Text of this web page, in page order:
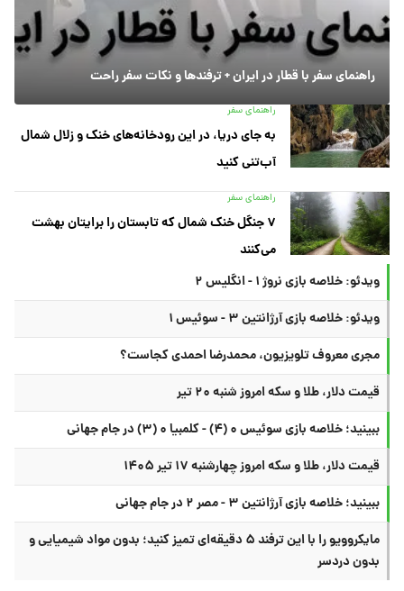
راهنمای سفر با قطار در ایران + ترفندها و نکات سفر راحت
راهنمای سفر
به جای دریا، در این رودخانه‌های خنک و زلال شمال
آب‌تنی کنید
راهنمای سفر
۷ جنگل خنک شمال که تابستان را برایتان بهشت
می‌کنند
ویدئو: خلاصه بازی نروژ ۱ - انگلیس ۲
ویدئو: خلاصه بازی آرژانتین ۳ - سوئیس ۱
مجری معروف تلویزیون، محمدرضا احمدی کجاست؟
قیمت دلار، طلا و سکه امروز شنبه ۲۰ تیر
ببینید؛ خلاصه بازی سوئیس ۰ (۴) - کلمبیا ۰ (۳) در جام جهانی
قیمت دلار، طلا و سکه امروز چهارشنبه ۱۷ تیر ۱۴۰۵
ببینید؛ خلاصه بازی آرژانتین ۳ - مصر ۲ در جام جهانی
مایکروویو را با این ترفند ۵ دقیقه‌ای تمیز کنید؛ بدون مواد شیمیایی و
بدون دردسر